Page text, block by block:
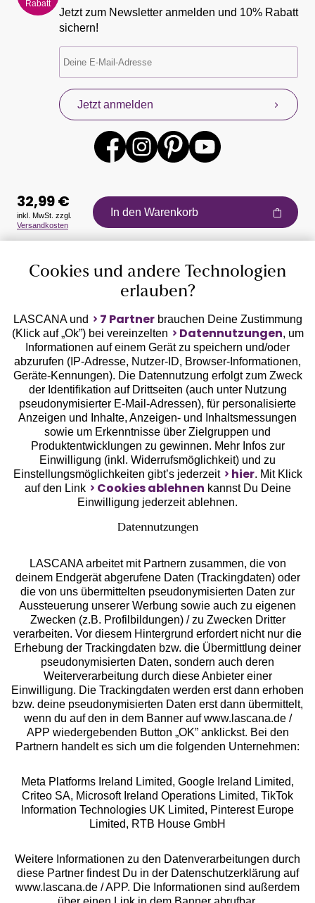
Rabatt
Jetzt zum Newsletter anmelden und 10% Rabatt
sichern!
Jetzt anmelden
Auszeichnungen
Geprüfte Sicherheit
Unsere Apps
Services
Beratung
Über uns
Rechtliches
Alle Preise inkl. MwSt., zzgl.
Versandkosten
** Bonität vorausgesetzt, berechtigt zur Bonitätsprüfung
32,99 €
inkl. MwSt. zzgl.
Versandkosten
In den Warenkorb
Cookies und andere Technologien
erlauben?
LASCANA und 7 Partnerbrauchen Deine Zustimmung
(Klick auf „Ok”) bei vereinzelten
Datennutzungen, um
Informationen auf einem Gerät zu speichern und/oder
abzurufen (IP-Adresse, Nutzer-ID, Browser-Informationen,
Geräte-Kennungen). Die Datennutzung erfolgt zum Zweck
der Identifikation auf Drittseiten (auch unter Nutzung
pseudonymisierter E-Mail-Adressen), für personalisierte
Anzeigen und Inhalte, Anzeigen- und Inhaltsmessungen
sowie um Erkenntnisse über Zielgruppen und
Produktentwicklungen zu gewinnen. Mehr Infos zur
Einwilligung (inkl. Widerrufsmöglichkeit) und zu
Einstellungsmöglichkeiten gibt’s jederzeit
hier. Mit Klick
auf den Link
Cookies ablehnen kannst Du Deine
Einwilligung jederzeit ablehnen.
Datennutzungen
LASCANA arbeitet mit Partnern zusammen, die von
deinem Endgerät abgerufene Daten (Trackingdaten) oder
die von uns übermittelten pseudonymisierten Daten zur
Aussteuerung unserer Werbung sowie auch zu eigenen
Zwecken (z.B. Profilbildungen) / zu Zwecken Dritter
verarbeiten. Vor diesem Hintergrund erfordert nicht nur die
Erhebung der Trackingdaten bzw. die Übermittlung deiner
pseudonymisierten Daten, sondern auch deren
Weiterverarbeitung durch diese Anbieter einer
Einwilligung. Die Trackingdaten werden erst dann erhoben
bzw. deine pseudonymisierten Daten erst dann übermittelt,
wenn du auf den in dem Banner auf www.lascana.de /
APP wiedergebenden Button „OK” anklickst. Bei den
Partnern handelt es sich um die folgenden Unternehmen:
Meta Platforms Ireland Limited, Google Ireland Limited,
Criteo SA, Microsoft Ireland Operations Limited, TikTok
Information Technologies UK Limited, Pinterest Europe
Limited, RTB House GmbH
Weitere Informationen zu den Datenverarbeitungen durch
diese Partner findest Du in der Datenschutzerklärung auf
www.lascana.de / APP. Die Informationen sind außerdem